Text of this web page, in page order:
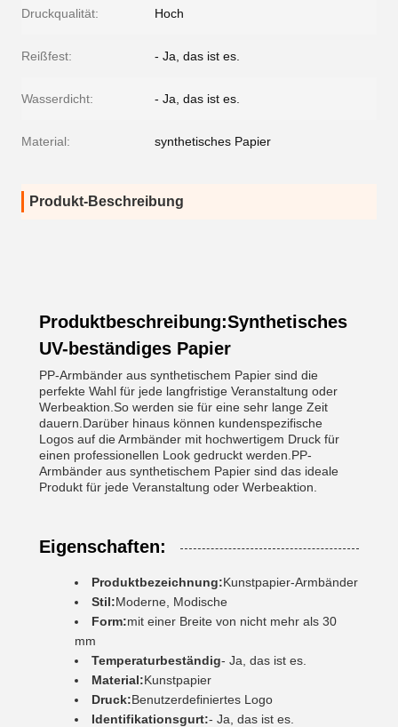
Druckqualität: Hoch
Reißfest: - Ja, das ist es.
Wasserdicht: - Ja, das ist es.
Material: synthetisches Papier
Produkt-Beschreibung
Produktbeschreibung:Synthetisches
UV-beständiges Papier
PP-Armbänder aus synthetischem Papier sind die
perfekte Wahl für jede langfristige Veranstaltung oder
Werbeaktion.So werden sie für eine sehr lange Zeit
dauern.Darüber hinaus können kundenspezifische
Logos auf die Armbänder mit hochwertigem Druck für
einen professionellen Look gedruckt werden.PP-
Armbänder aus synthetischem Papier sind das ideale
Produkt für jede Veranstaltung oder Werbeaktion.
Eigenschaften:
Produktbezeichnung:Kunstpapier-Armbänder
Stil:Moderne, Modische
Form:mit einer Breite von nicht mehr als 30
mm
Temperaturbeständig- Ja, das ist es.
Material:Kunstpapier
Druck:Benutzerdefiniertes Logo
Identifikationsgurt:- Ja, das ist es.